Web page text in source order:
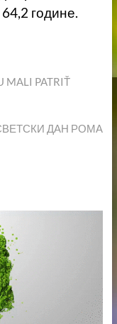
године.
MALI PATRIŤ
ДАН РОМА